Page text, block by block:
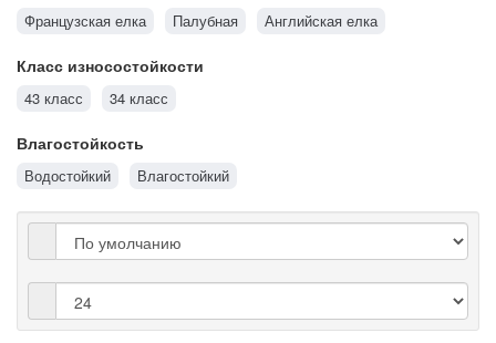
Французская елка Палубная Английская елка
Класс износостойкости
43 класс 34 класс
Влагостойкость
Водостойкий Влагостойкий